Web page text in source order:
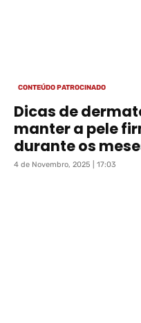
CONTEÚDO PATROCINADO
Dicas de
manter a pele
durante os
4 de Novembro, 2025 | 17:03